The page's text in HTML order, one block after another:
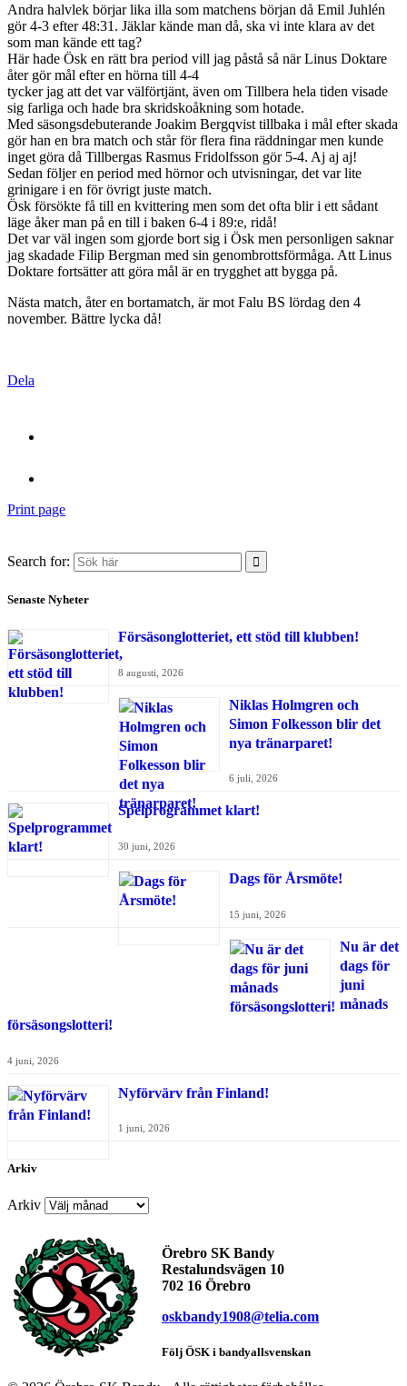
Andra halvlek börjar lika illa som matchens början då Emil Juhlén
gör 4-3 efter 48:31. Jäklar kände man då, ska vi inte klara av det
som man kände ett tag?
Här hade Ösk en rätt bra period vill jag påstå så när Linus Doktare
åter gör mål efter en hörna till 4-4
tycker jag att det var välförtjänt, även om Tillbera hela tiden visade
sig farliga och hade bra skridskoåkning som hotade.
Med säsongsdebuterande Joakim Bergqvist tillbaka i mål efter skada
gör han en bra match och står för flera fina räddningar men kunde
inget göra då Tillbergas Rasmus Fridolfsson gör 5-4. Aj aj aj!
Sedan följer en period med hörnor och utvisningar, det var lite
grinigare i en för övrigt juste match.
Ösk försökte få till en kvittering men som det ofta blir i ett sådant
läge åker man på en till i baken 6-4 i 89:e, ridå!
Det var väl ingen som gjorde bort sig i Ösk men personligen saknar
jag skadade Filip Bergman med sin genombrottsförmåga. Att Linus
Doktare fortsätter att göra mål är en trygghet att bygga på.
Nästa match, åter en bortamatch, är mot Falu BS lördag den 4
november. Bättre lycka då!
Dela
Print page
Search for:
Senaste Nyheter
Försäsonglotteriet, ett stöd till klubben!
8 augusti, 2026
Niklas Holmgren och
Simon Folkesson blir det
nya tränarparet!
6 juli, 2026
Spelprogrammet klart!
30 juni, 2026
Dags för Årsmöte!
15 juni, 2026
Nu är det
dags för
juni
månads
försäsongslotteri!
4 juni, 2026
Nyförvärv från Finland!
1 juni, 2026
Arkiv
Arkiv
Örebro SK Bandy
Restalundsvägen 10
702 16 Örebro
oskbandy1908@telia.com
Följ ÖSK i bandyallsvenskan